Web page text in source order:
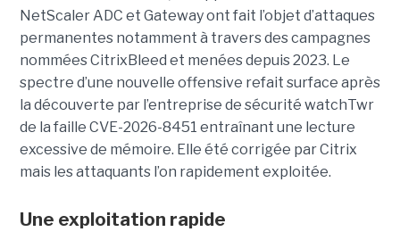
NetScaler ADC et Gateway ont fait l’objet d’attaques
permanentes notamment à travers des campagnes
nommées CitrixBleed et menées depuis 2023. Le
spectre d’une nouvelle offensive refait surface après
la découverte par l’entreprise de sécurité watchTwr
de la faille CVE-2026-8451 entraînant une lecture
excessive de mémoire. Elle été corrigée par Citrix
mais les attaquants l’on rapidement exploitée.
Une exploitation rapide